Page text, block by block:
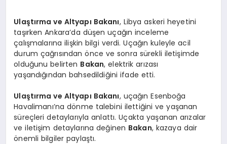
Ulaştırma ve Altyapı Bakanı, Libya askeri heyetini
taşırken Ankara’da düşen uçağın inceleme
çalışmalarına ilişkin bilgi verdi. Uçağın kuleyle acil
durum çağrısından önce ve sonra sürekli iletişimde
olduğunu belirten Bakan, elektrik arızası
yaşandığından bahsedildiğini ifade etti.
Ulaştırma ve Altyapı Bakanı, uçağın Esenboğa
Havalimanı’na dönme talebini ilettiğini ve yaşanan
süreçleri detaylarıyla anlattı. Uçakta yaşanan arızalar
ve iletişim detaylarına değinen Bakan, kazaya dair
önemli bilgiler paylaştı.